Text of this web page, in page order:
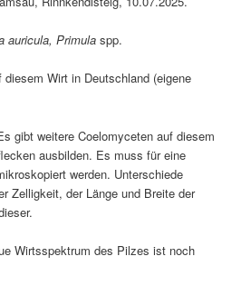
auricula, Primulaspp.
diesem Wirt in Deutschland (eigene
gibt weitere Coelomyceten auf diesem
ausbilden. Es muss für eine
werden. Unterschiede
Zelligkeit, der Länge und Breite der
Wirtsspektrum des Pilzes ist noch